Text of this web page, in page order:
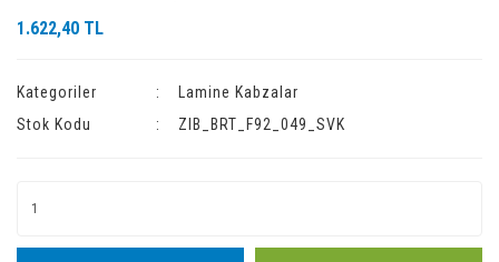
1.622,40 TL
Kategoriler
Lamine Kabzalar
Stok Kodu
ZIB_BRT_F92_049_SVK